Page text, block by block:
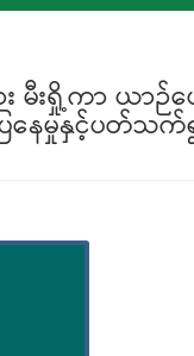
မီးရှို့ကာ ယာဉ်
ြနေမှုနှင့်ပတ်သ